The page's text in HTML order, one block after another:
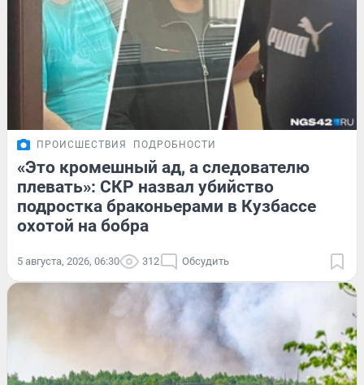
ПРОИСШЕСТВИЯ ПОДРОБНОСТИ
«Это кромешный ад, а следователю
плевать»: СКР назвал убийство
подростка браконьерами в Кузбассе
охотой на бобра
5 августа, 2026, 06:30 312 Обсудить